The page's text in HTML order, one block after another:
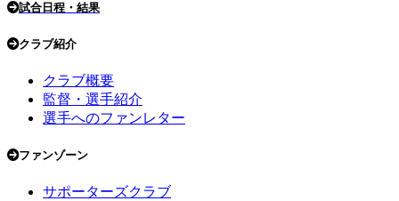
試合日程・結果
クラブ紹介
クラブ概要
監督・選手紹介
選手へのファンレター
ファンゾーン
サポーターズクラブ